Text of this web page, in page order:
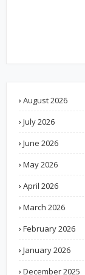
August 2026
July 2026
June 2026
May 2026
April 2026
March 2026
February 2026
January 2026
December 2025